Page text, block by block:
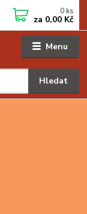
Menu
Hledat
0 ks
za 0,00 Kč